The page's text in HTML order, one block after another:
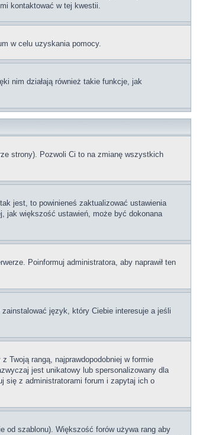
kontaktować w tej kwestii.
w celu uzyskania pomocy.
nim działają również takie funkcje, jak
strony). Pozwoli Ci to na zmianę wszystkich
jest, to powinieneś zaktualizować ustawienia
jak większość ustawień, może być dokonana
Poinformuj administratora, aby naprawił ten
zainstalować język, który Ciebie interesuje a jeśli
Twoją rangą, najprawdopodobniej w formie
jest unikatowy lub spersonalizowany dla
się z administratorami forum i zapytaj ich o
od szablonu). Większość forów używa rang aby